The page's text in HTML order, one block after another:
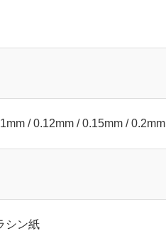
/ 0.12mm / 0.15mm / 0.2mm
シン紙